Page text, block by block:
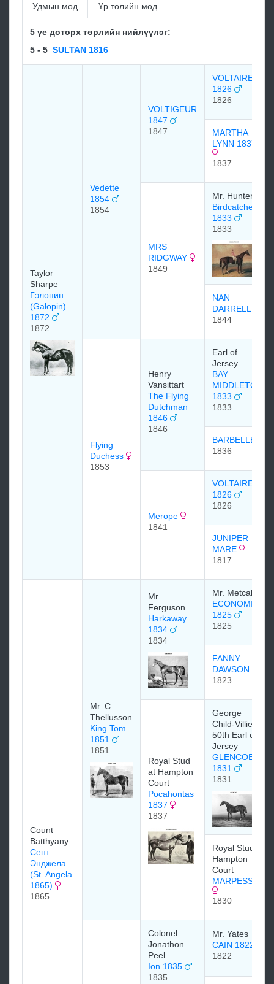
Удмын мод Үр төлийн мод
5 үе доторх төрлийн нийлүүлэг:
5 - 5 SULTAN 1816
Taylor
Sharpe
Гэлопин
(Galopin)
1872
1872
Vedette
1854
1854
VOLTIGEUR
1847
1847
VOLTAIRE
1826
1826
MARTHA
LYNN 1837
1837
MRS
RIDGWAY
1849
Mr. Hunter
Birdcatcher
1833
1833
NAN
DARRELL
1844
Flying
Duchess
1853
Henry
Vansittart
The Flying
Dutchman
1846
1846
Earl of
Jersey
BAY
MIDDLETON
1833
1833
BARBELLE
1836
Merope
1841
VOLTAIRE
1826
1826
JUNIPER
MARE
1817
Count
Batthyany
Сент
Энджела
(St. Angela
1865)
1865
Mr. C.
Thellusson
King Tom
1851
1851
Mr.
Ferguson
Harkaway
1834
1834
Mr. Metcalfe
ECONOMIST
1825
1825
FANNY
DAWSON
1823
Royal Stud
at Hampton
Court
Pocahontas
1837
1837
George
Child-Villiers,
50th Earl of
Jersey
GLENCOE
1831
1831
Royal Stud at
Hampton
Court
MARPESSA
1830
Colonel
Jonathon
Peel
Ion 1835
1835
Mr. Yates
CAIN 1822
1822